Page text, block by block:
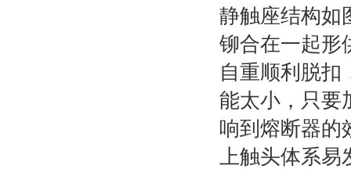
静触座结构如
铆合在一起形
自重顺利脱扣
能太小，只要
响到熔断器的
上触头体系易